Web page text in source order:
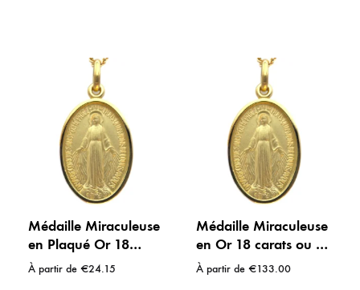
Médaille Miraculeuse
en Plaqué Or 18
carats – Protection et
À partir de €24.15
Médaille Miraculeuse
en Or 18 carats ou 9
carats – Bijou de Foi
À partir de €133.00